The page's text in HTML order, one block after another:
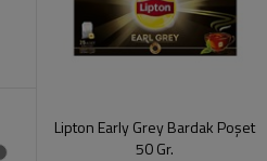
Lipton Early Grey Bardak Poşet
50 Gr.